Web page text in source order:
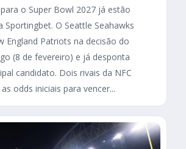
o Super Bowl 2027 já estão
Sportingbet. O Seattle Seahawks
England Patriots na decisão do
(8 de fevereiro) e já desponta
candidato. Dois rivais da NFC
odds iniciais para vencer...